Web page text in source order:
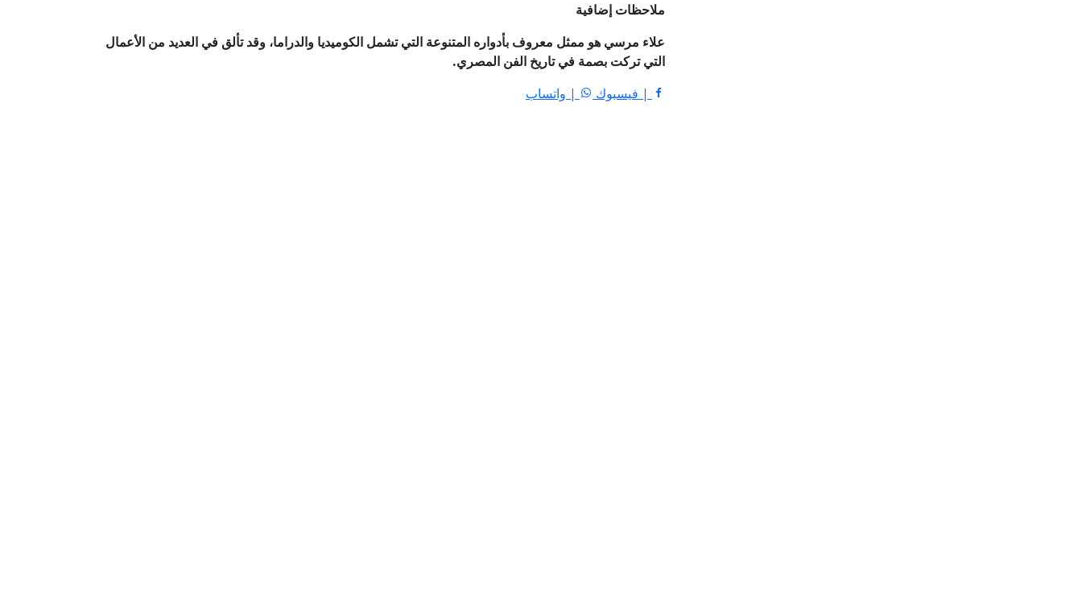
ملاحظات إضافية
علاء مرسي هو ممثل معروف بأدواره المتنوعة التي تشمل الكوميديا والدراما، وقد تألق في العديد من الأعمال
التي تركت بصمة في تاريخ الفن المصري.
| فيسبوك
| واتساب